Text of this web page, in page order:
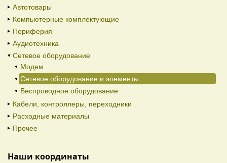
Автотовары
Компьютерные комплектующие
Периферия
Аудиотехника
Сетевое оборудование
Модем
Сетевое оборудование и элементы
Беспроводное оборудование
Кабели, контроллеры, переходники
Расходные материалы
Прочее
Наши координаты